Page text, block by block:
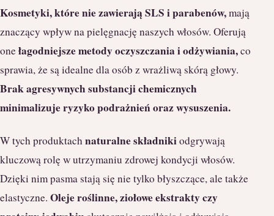
Kosmetyki, które nie zawierają SLS i parabenów,mają
znaczący wpływ na pielęgnację naszych włosów. Oferują
onełagodniejsze metody oczyszczania i odżywiania,co
sprawia, że są idealne dla osób z wrażliwą skórą głowy.
Brak agresywnych substancji chemicznych
minimalizuje ryzyko podrażnień oraz wysuszenia.
W tych produktachnaturalne składnikiodgrywają
kluczową rolę w utrzymaniu zdrowej kondycji włosów.
Dzięki nim pasma stają się nie tylko błyszczące, ale także
elastyczne. Oleje roślinne, ziołowe ekstrakty czy